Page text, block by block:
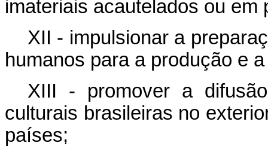
imateriais acautelados ou
XII - impulsionar a
humanos para a produção e
XIII - promover a
culturais brasileiras no
países;